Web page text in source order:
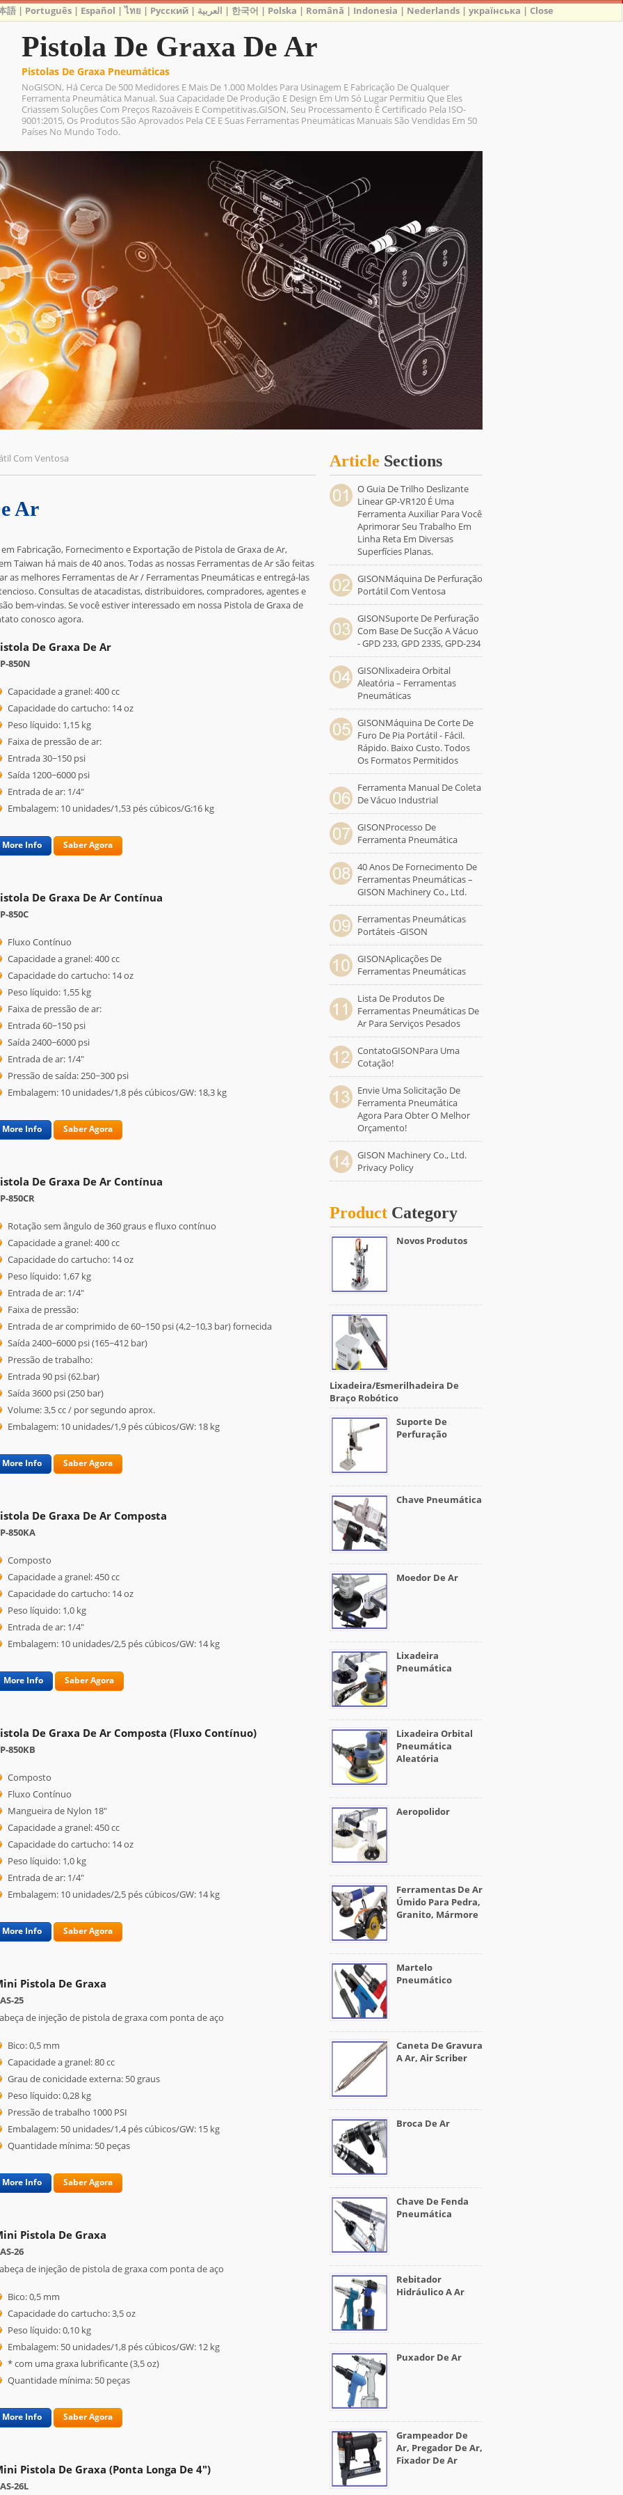
Pistola De Graxa De Ar
Pistolas De Graxa Pneumáticas
NoGISON, Há Cerca De 500 Medidores E Mais De 1.000 Moldes Para Usinagem E Fabricação De Qualquer
Ferramenta Pneumática Manual. Sua Capacidade De Produção E Design Em Um Só Lugar Permitiu Que Eles
Criassem Soluções Com Preços Razoáveis ​​e Competitivas.GISON, Seu Processamento É Certificado Pela ISO-
9001:2015, Os Produtos São Aprovados Pela CE E Suas Ferramentas Pneumáticas Manuais São Vendidas Em 50
Países No Mundo Todo.
Com Ventosa
Ar
Fabricação, Fornecimento e Exportação de Pistola de Graxa de Ar,
Taiwan há mais de 40 anos. Todas as nossas Ferramentas de Ar são feitas
as melhores Ferramentas de Ar / Ferramentas Pneumáticas e entregá-las
Consultas de atacadistas, distribuidores, compradores, agentes e
bem-vindas. Se você estiver interessado em nossa Pistola de Graxa de
conosco agora.
De Graxa De Ar
850N
Capacidade a granel: 400 cc
Capacidade do cartucho: 14 oz
Peso líquido: 1,15 kg
Faixa de pressão de ar:
Entrada 30~150 psi
Saída 1200~6000 psi
Entrada de ar: 1/4"
Embalagem: 10 unidades/1,53 pés cúbicos/G:16 kg
More Info Saber Agora
De Graxa De Ar Contínua
850C
Fluxo Contínuo
Capacidade a granel: 400 cc
Capacidade do cartucho: 14 oz
Peso líquido: 1,55 kg
Faixa de pressão de ar:
Entrada 60~150 psi
Saída 2400~6000 psi
Entrada de ar: 1/4"
Pressão de saída: 250~300 psi
Embalagem: 10 unidades/1,8 pés cúbicos/GW: 18,3 kg
More Info Saber Agora
De Graxa De Ar Contínua
850CR
Rotação sem ângulo de 360 ​​graus e fluxo contínuo
Capacidade a granel: 400 cc
Capacidade do cartucho: 14 oz
Peso líquido: 1,67 kg
Entrada de ar: 1/4"
Faixa de pressão:
Entrada de ar comprimido de 60~150 psi (4,2~10,3 bar) fornecida
Saída 2400~6000 psi (165~412 bar)
Pressão de trabalho:
Entrada 90 psi (62.bar)
Saída 3600 psi (250 bar)
Volume: 3,5 cc / por segundo aprox.
Embalagem: 10 unidades/1,9 pés cúbicos/GW: 18 kg
More Info Saber Agora
De Graxa De Ar Composta
850KA
Composto
Capacidade a granel: 450 cc
Capacidade do cartucho: 14 oz
Peso líquido: 1,0 kg
Entrada de ar: 1/4"
Embalagem: 10 unidades/2,5 pés cúbicos/GW: 14 kg
More Info Saber Agora
De Graxa De Ar Composta (fluxo Contínuo)
850KB
Composto
Fluxo Contínuo
Mangueira de Nylon 18"
Capacidade a granel: 450 cc
Capacidade do cartucho: 14 oz
Peso líquido: 1,0 kg
Entrada de ar: 1/4"
Embalagem: 10 unidades/2,5 pés cúbicos/GW: 14 kg
More Info Saber Agora
Pistola De Graxa
25
de injeção de pistola de graxa com ponta de aço
Bico: 0,5 mm
Capacidade a granel: 80 cc
Grau de conicidade externa: 50 graus
Peso líquido: 0,28 kg
Pressão de trabalho 1000 PSI
Embalagem: 50 unidades/1,4 pés cúbicos/GW: 15 kg
Quantidade mínima: 50 peças
More Info Saber Agora
Pistola De Graxa
26
de injeção de pistola de graxa com ponta de aço
Bico: 0,5 mm
Capacidade do cartucho: 3,5 oz
Peso líquido: 0,10 kg
Embalagem: 50 unidades/1,8 pés cúbicos/GW: 12 kg
* com uma graxa lubrificante (3,5 oz)
Quantidade mínima: 50 peças
More Info Saber Agora
Pistola De Graxa (ponta Longa De 4")
26L
Article Sections
O Guia De Trilho Deslizante
Linear GP-VR120 É Uma
Ferramenta Auxiliar Para Você
Aprimorar Seu Trabalho Em
Linha Reta Em Diversas
Superfícies Planas.
GISONMáquina De Perfuração
Portátil Com Ventosa
GISONSuporte De Perfuração
Com Base De Sucção A Vácuo
- GPD 233, GPD 233S, GPD-234
GISONlixadeira Orbital
Aleatória – Ferramentas
Pneumáticas
GISONMáquina De Corte De
Furo De Pia Portátil - Fácil.
Rápido. Baixo Custo. Todos
Os Formatos Permitidos
Ferramenta Manual De Coleta
De Vácuo Industrial
GISONProcesso De
Ferramenta Pneumática
40 Anos De Fornecimento De
Ferramentas Pneumáticas –
GISON Machinery Co., Ltd.
Ferramentas Pneumáticas
Portáteis -GISON
GISONAplicações De
Ferramentas Pneumáticas
Lista De Produtos De
Ferramentas Pneumáticas De
Ar Para Serviços Pesados
ContatoGISONPara Uma
Cotação!
Envie Uma Solicitação De
Ferramenta Pneumática
Agora Para Obter O Melhor
Orçamento!
GISON Machinery Co., Ltd.
Privacy Policy
Product Category
Novos Produtos
Lixadeira/esmerilhadeira De
Braço Robótico
Suporte De
Perfuração
Chave Pneumática
Moedor De Ar
Lixadeira
Pneumática
Lixadeira Orbital
Pneumática
Aleatória
Aeropolidor
Ferramentas De Ar
Úmido Para Pedra,
Granito, Mármore
Martelo
Pneumático
Caneta De Gravura
A Ar, Air Scriber
Broca De Ar
Chave De Fenda
Pneumática
Rebitador
Hidráulico A Ar
Puxador De Ar
Grampeador De
Ar, Pregador De Ar,
Fixador De Ar
語 | Português | Español |ไทย | Русский | العربية | 한국어 | Polska | Română | Indonesia | Nederlands |українська | Close